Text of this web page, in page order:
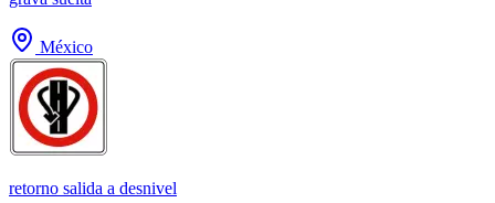
México
retorno salida a desnivel